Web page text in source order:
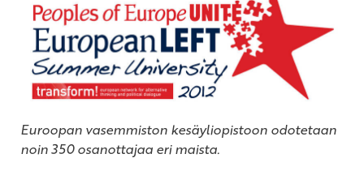
Euroopan vasemmiston kesäyliopistoon odotetaan
noin 350 osanottajaa eri maista.